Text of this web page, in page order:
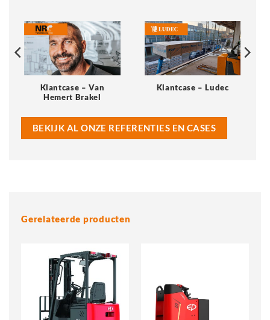
Klantcase – Van
Hemert Brakel
Klantcase – Ludec
BEKIJK AL ONZE REFERENTIES EN CASES
Gerelateerde producten